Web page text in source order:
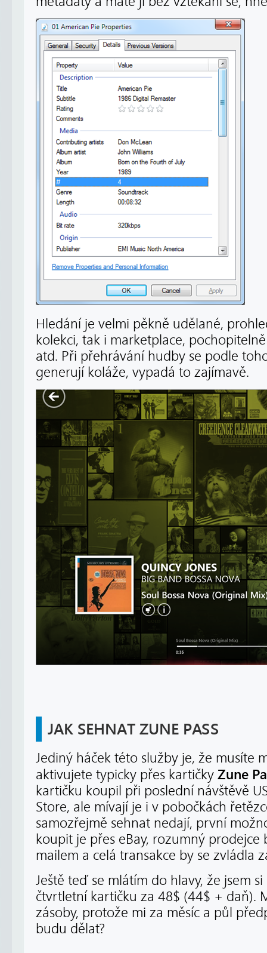
Hledání je velmi pěkně udělané,
kolekci, tak i marketplace,
atd. Při přehrávání hudby se podle
generují koláže, vypadá to zajímavě.
JAK SEHNAT ZUNE PASS
Jediný háček této služby je, že musíte
aktivujete typicky přes kartičky Zune
kartičku koupil při poslední návštěvě
Store, ale mívají je i v pobočkách
samozřejmě sehnat nedají, první
koupit je přes eBay, rozumný
mailem a celá transakce by se zvládla
Ještě teď se mlátím do hlavy, že jsem
čtvrtletní kartičku za 48$ (44$ + daň).
zásoby, protože mi za měsíc a půl
budu dělat?